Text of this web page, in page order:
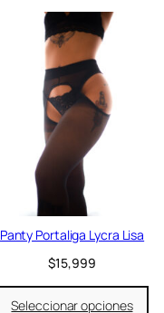
Panty Portaliga Lycra Lisa
$15,999
Seleccionar opciones